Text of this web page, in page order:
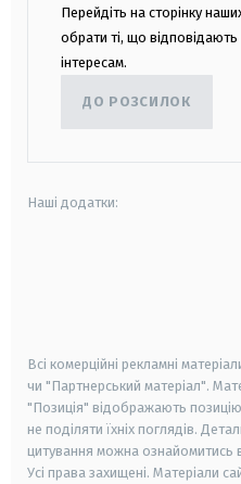
Перейдіть на сторінку
обрати ті, що
інтересам.
ДО РОЗСИЛОК
Наші додатки:
Всі комерційні рекламні
чи "Партнерський матеріал".
"Позиція" відображають
не поділяти їхніх поглядів.
цитування можна ознайомитись
Усі права захищені. Матеріали